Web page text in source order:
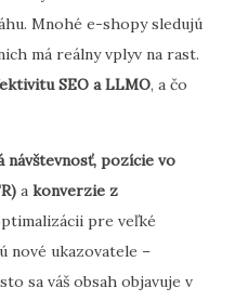
Mnohé e-shopy sledujú
má reálny vplyv na rast.
SEO a LLMO, a čo
návštevnosť, pozície vo
a konverzie z
pre veľké
nové ukazovatele –
sa váš obsah objavuje v